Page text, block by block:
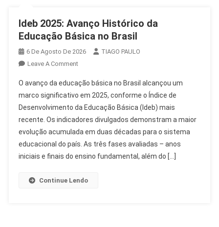
Ideb 2025: Avanço Histórico da
Educação Básica no Brasil
6 De Agosto De 2026
TIAGO PAULO
Leave A CommentOn
2025:
Avanço
Histórico
Da
Educação
Básica
No
O avanço da educação básica no Brasil alcançou um
marco significativo em 2025, conforme o Índice de
Desenvolvimento da Educação Básica (Ideb) mais
recente. Os indicadores divulgados demonstram a maior
evolução acumulada em duas décadas para o sistema
educacional do país. As três fases avaliadas – anos
iniciais e finais do ensino fundamental, além do […]
Continue Lendo